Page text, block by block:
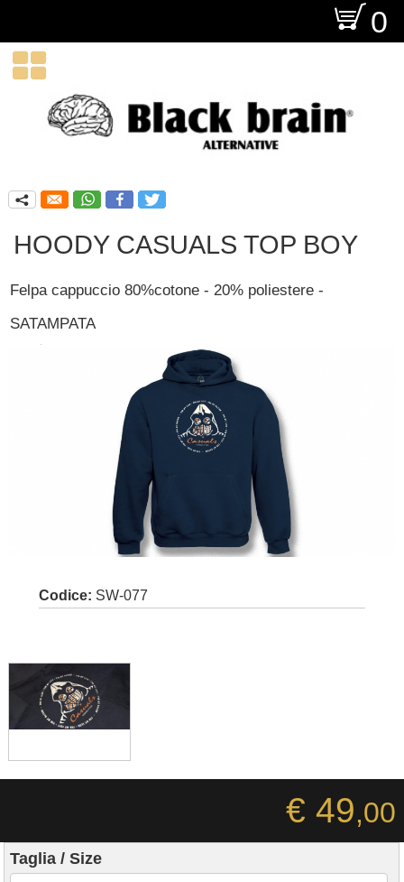
O 0

q
HOODY CASUALS TOP BOY
Felpa cappuccio 80%cotone - 20% poliestere -
SATAMPATA
Codice: SW-077
€ 49,00
Taglia / Size